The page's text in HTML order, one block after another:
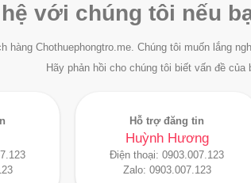
với chúng tôi nếu
hàng Chothuephongtro.me. Chúng tôi muốn lắng
Hãy phản hồi cho chúng tôi biết vấn đề của
Hỗ trợ đăng tin
Huỳnh Hương
Điện thoại: 0903.007.123
Zalo: 0903.007.123